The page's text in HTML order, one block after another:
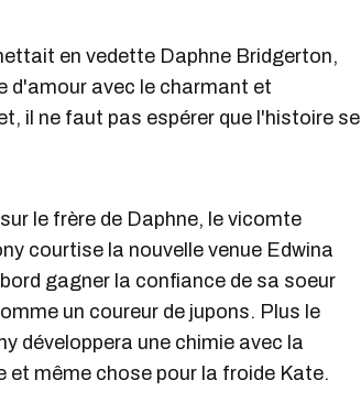
en vedette Daphne Bridgerton,
d'amour avec le charmant et
il ne faut pas espérer que l'histoire se
le frère de Daphne, le vicomte
courtise la nouvelle venue Edwina
gagner la confiance de sa soeur
un coureur de jupons. Plus le
développera une chimie avec la
et même chose pour la froide Kate.